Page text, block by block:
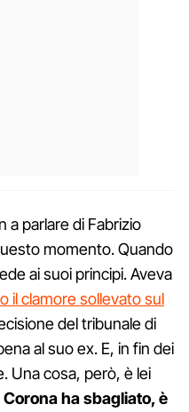
a parlare di Fabrizio
momento. Quando
ai suoi principi. Aveva
il clamore sollevato sul
del tribunale di
al suo ex. E, in fin dei
Una cosa, però, è lei
Corona ha sbagliato, è